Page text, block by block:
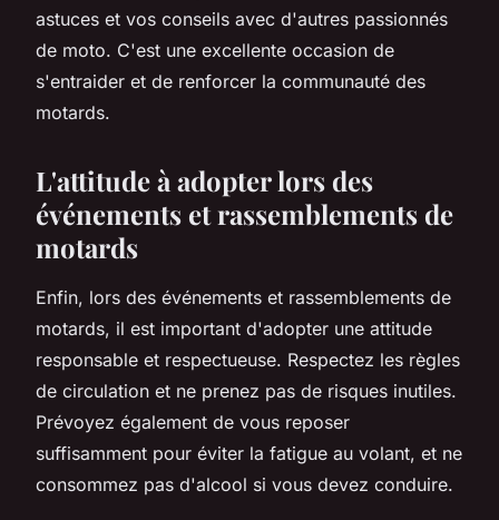
astuces et vos conseils avec d'autres passionnés
de moto. C'est une excellente occasion de
s'entraider et de renforcer la communauté des
motards.
L'attitude à adopter lors des
événements et rassemblements de
motards
Enfin, lors des événements et rassemblements de
motards, il est important d'adopter une attitude
responsable et respectueuse. Respectez les règles
de circulation et ne prenez pas de risques inutiles.
Prévoyez également de vous reposer
suffisamment pour éviter la fatigue au volant, et ne
consommez pas d'alcool si vous devez conduire.